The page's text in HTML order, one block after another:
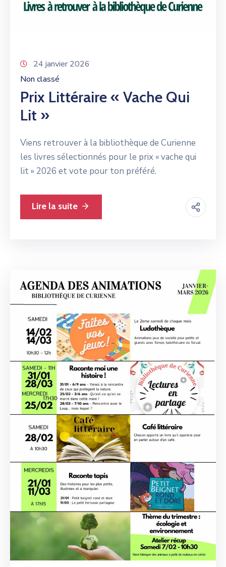
24 janvier 2026
Non classé
Prix Littéraire « Vache Qui
Lit »
Viens retrouver à la bibliothèque de Curienne
les livres sélectionnés pour le prix « vache qui
lit » 2026 et vote pour ton préféré.
Lire la suite